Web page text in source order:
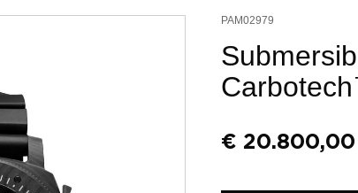
PAM02979
€ 20.800,00